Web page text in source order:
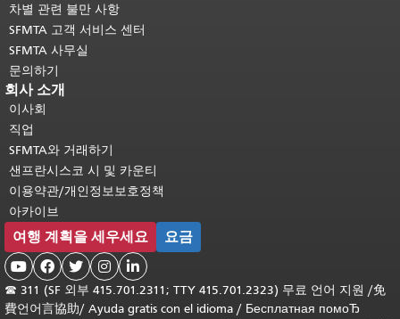
차별 관련 불만 사항
SFMTA 고객 서비스 센터
SFMTA 사무실
문의하기
회사 소개
이사회
직업
SFMTA와 거래하기
샌프란시스코 시 및 카운티
이용약관/개인정보보호정책
아카이브
여행 계획을 세우세요 요금
    
☎ 311 (SF 외부 415.701.2311; TTY 415.701.2323) 무료 언어 지원 /免
費언어言協助/ Ayuda gratis con el idioma / Бесплатная помоЂ